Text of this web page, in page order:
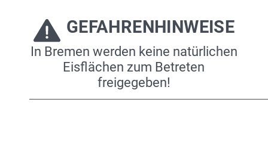
GEFAHRENHINWEISE
In Bremen werden keine natürlichen
Eisflächen zum Betreten
freigegeben!